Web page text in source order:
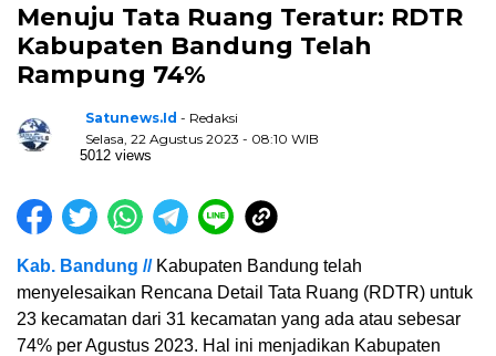
Menuju Tata Ruang Teratur: RDTR
Kabupaten Bandung Telah
Rampung 74%
Satunews.id - Redaksi
Selasa, 22 Agustus 2023 - 08:10 WIB
5012 views
Kab. Bandung // Kabupaten Bandung telah
menyelesaikan Rencana Detail Tata Ruang (RDTR) untuk
23 kecamatan dari 31 kecamatan yang ada atau sebesar
74% per Agustus 2023. Hal ini menjadikan Kabupaten